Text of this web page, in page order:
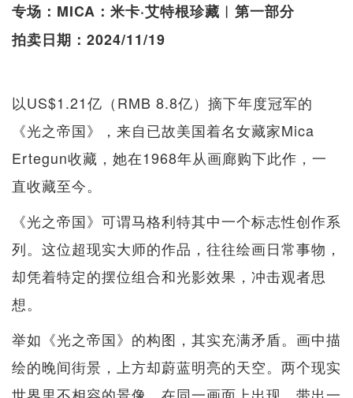
专场：MICA：米卡·艾特根珍藏︱第一部分
拍卖日期：2024/11/19
以US$1.21亿（RMB 8.8亿）摘下年度冠军的
《光之帝国》，来自已故美国着名女藏家Mica
Ertegun收藏，她在1968年从画廊购下此作，一
直收藏至今。
《光之帝国》可谓马格利特其中一个标志性创作系
列。这位超现实大师的作品，往往绘画日常事物，
却凭着特定的摆位组合和光影效果，冲击观者思
想。
举如《光之帝国》的构图，其实充满矛盾。画中描
绘的晚间街景，上方却蔚蓝明亮的天空。两个现实